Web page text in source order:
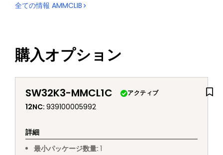
全ての情報 AMMCLIB
購入オプション
SW32K3-MMCL1C アクティブ
12NC: 939100005992
詳細
最小パッケージ数量: 1